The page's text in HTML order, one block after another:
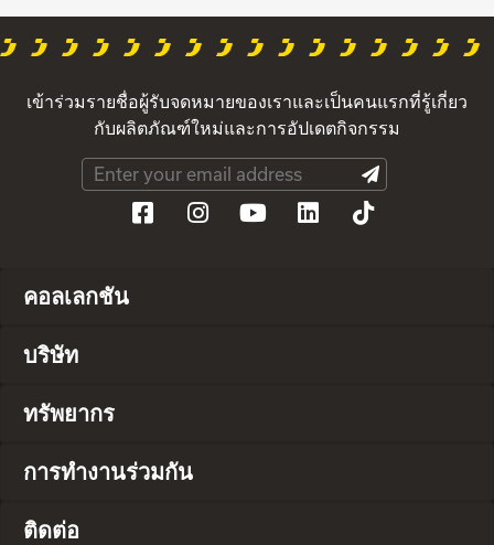
เข้าร่วมรายชื่อผู้รับจดหมายของเราและเป็นคนแรกที่รู้เกี่ยว
กับผลิตภัณฑ์ใหม่และการอัปเดตกิจกรรม
คอลเลกชัน
บริษัท
ทรัพยากร
การทำงานร่วมกัน
ติดต่อ